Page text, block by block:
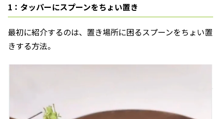
1：タッパーにスプーンをちょい置き
最初に紹介するのは、置き場所に困るスプーンをちょい置
きする方法。